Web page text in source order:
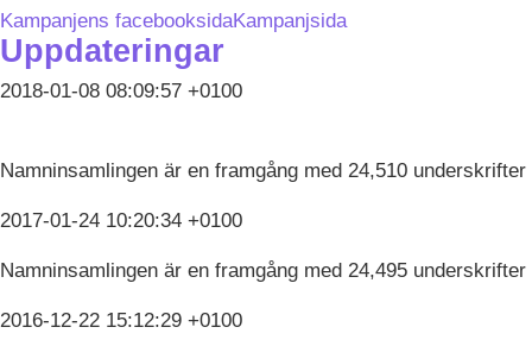
Kampanjens facebooksidaKampanjsida
Uppdateringar
2018-01-08 08:09:57 +0100
Namninsamlingen är en framgång med 24,510 underskrifter
2017-01-24 10:20:34 +0100
Namninsamlingen är en framgång med 24,495 underskrifter
2016-12-22 15:12:29 +0100